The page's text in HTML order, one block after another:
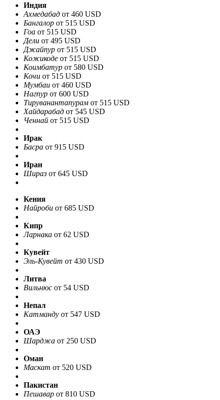
Индия
Ахмедабад от 460 USD
Бангалор от 515 USD
Гоа от 515 USD
Дели от 495 USD
Джайпур от 515 USD
Кожикоде от 515 USD
Коимбатур от 580 USD
Кочи от 515 USD
Мумбаи от 460 USD
Нагпур от 600 USD
Тируванантапурам от 515 USD
Хайдарабад от 545 USD
Ченнай от 515 USD
Ирак
Басра от 915 USD
Иран
Шираз от 645 USD
Кения
Найроби от 685 USD
Кипр
Ларнака от 62 USD
Кувейт
Эль-Кувейт от 430 USD
Литва
Вильнюс от 54 USD
Непал
Катманду от 547 USD
ОАЭ
Шарджа от 250 USD
Оман
Маскат от 520 USD
Пакистан
Пешавар от 810 USD